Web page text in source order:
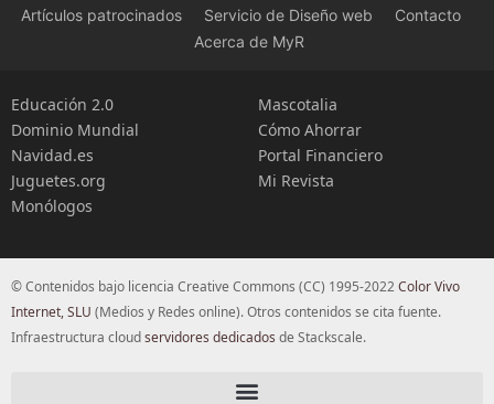
Artículos patrocinados Servicio de Diseño web
Contacto
Acerca de MyR
Educación 2.0
Dominio Mundial
Navidad.es
Juguetes.org
Monólogos
Mascotalia
Cómo Ahorrar
Portal Financiero
Mi Revista
© Contenidos bajo licencia Creative Commons (CC) 1995-2022Color Vivo
Internet, SLU (Medios y Redes online). Otros contenidos se cita fuente.
Infraestructura cloudservidores dedicados de Stackscale.